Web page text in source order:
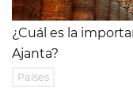
¿Cuál es la
Ajanta?
Países